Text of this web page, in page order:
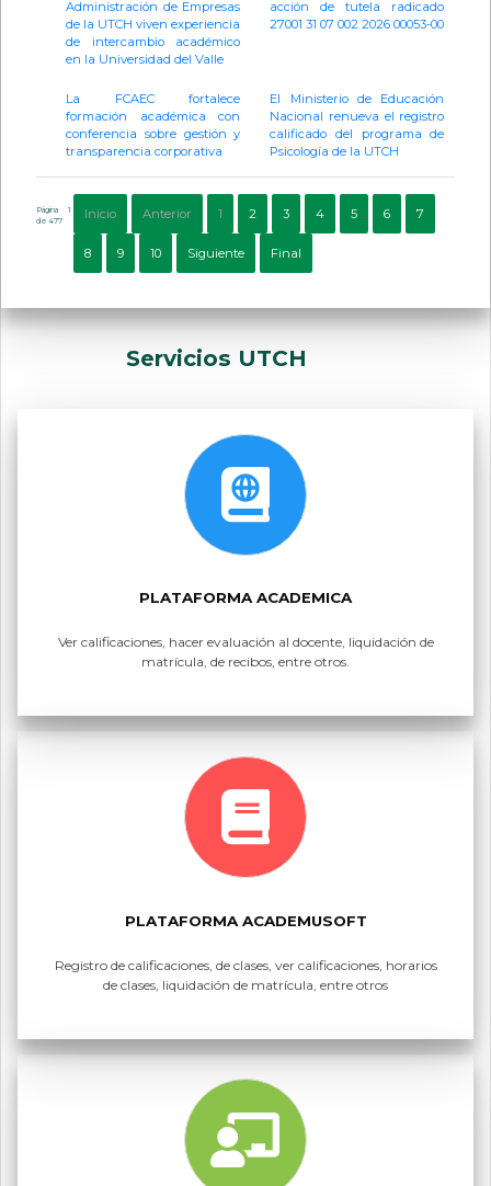
Administración de Empresas
de la UTCH viven experiencia
de intercambio académico
en la Universidad del Valle
acción de tutela radicado
27001 31 07 002 2026 00053-00
La FCAEC fortalece
formación académica con
conferencia sobre gestión y
transparencia corporativa
El Ministerio de Educación
Nacional renueva el registro
calificado del programa de
Psicología de la UTCH
Página 1
de 477
Inicio Anterior 1 2 3 4 5 6 7
8 9 10 Siguiente Final
Servicios UTCH
PLATAFORMA ACADEMICA
Ver calificaciones, hacer evaluación al docente, liquidación de
matrícula, de recibos, entre otros.
PLATAFORMA ACADEMUSOFT
Registro de calificaciones, de clases, ver calificaciones, horarios
de clases, liquidación de matrícula, entre otros